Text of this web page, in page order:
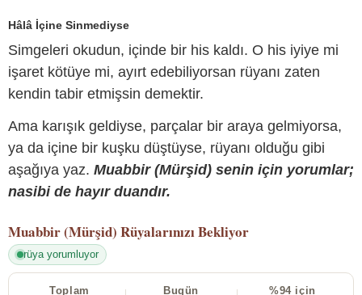
Hâlâ İçine Sinmediyse
Simgeleri okudun, içinde bir his kaldı. O his iyiye mi
işaret kötüye mi, ayırt edebiliyorsan rüyanı zaten
kendin tabir etmişsin demektir.
Ama karışık geldiyse, parçalar bir araya gelmiyorsa,
ya da içine bir kuşku düştüyse, rüyanı olduğu gibi
aşağıya yaz. Muabbir (Mürşid) senin için yorumlar;
nasibi de hayır duandır.
Muabbir (Mürşid) Rüyalarınızı Bekliyor
rüya yorumluyor
Toplam Bugün %94 için